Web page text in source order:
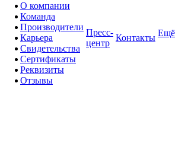
О компании
Команда
Производители
Карьера
Свидетельства
Сертификаты
Реквизиты
Отзывы
Пресс-
центр
Контакты Ещё